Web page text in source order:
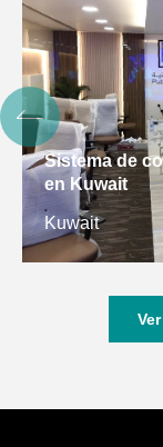
Sistema de
en Kuwait
Kuwait